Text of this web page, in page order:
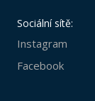
Sociální sítě:
Instagram
Facebook